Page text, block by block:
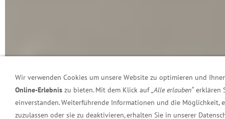
Wir verwenden Cookies um unsere Website zu optimieren und
Online-Erlebnis zu bieten. Mit dem Klick auf„Alle erlauben“erklären
einverstanden. Weiterführende Informationen und die Möglichkeit,
zuzulassen oder sie zu deaktivieren, erhalten Sie in unserer